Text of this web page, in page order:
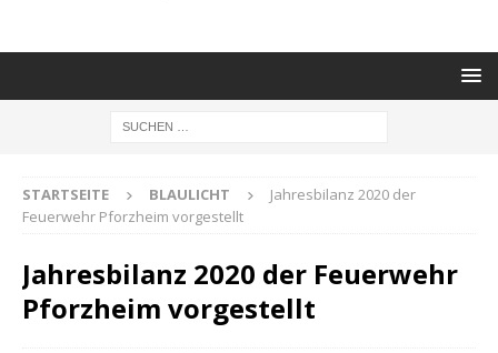
STARTSEITE BLAULICHT
Jahresbilanz 2020 der
Feuerwehr Pforzheim vorgestellt
Jahresbilanz 2020 der Feuerwehr
Pforzheim vorgestellt